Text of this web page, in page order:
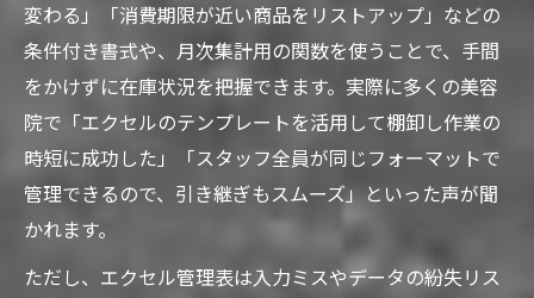
変わる」「消費期限が近い商品をリストアップ」などの
条件付き書式や、月次集計用の関数を使うことで、手間
をかけずに在庫状況を把握できます。実際に多くの美容
院で「エクセルのテンプレートを活用して棚卸し作業の
時短に成功した」「スタッフ全員が同じフォーマットで
管理できるので、引き継ぎもスムーズ」といった声が聞
かれます。
ただし、エクセル管理表は入力ミスやデータの紛失リス